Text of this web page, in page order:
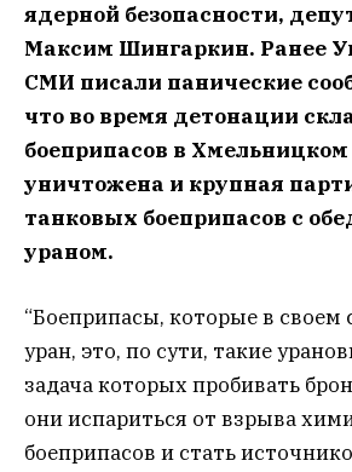
ядерной безопасности,
Максим Шингаркин. Ранее
СМИ писали панические
что во время детонации
боеприпасов в
уничтожена и крупная
танковых боеприпасов с
ураном.
“Боеприпасы, которые в своем
уран, это, по сути, такие
задача которых пробивать
они испариться от взрыва
боеприпасов и стать